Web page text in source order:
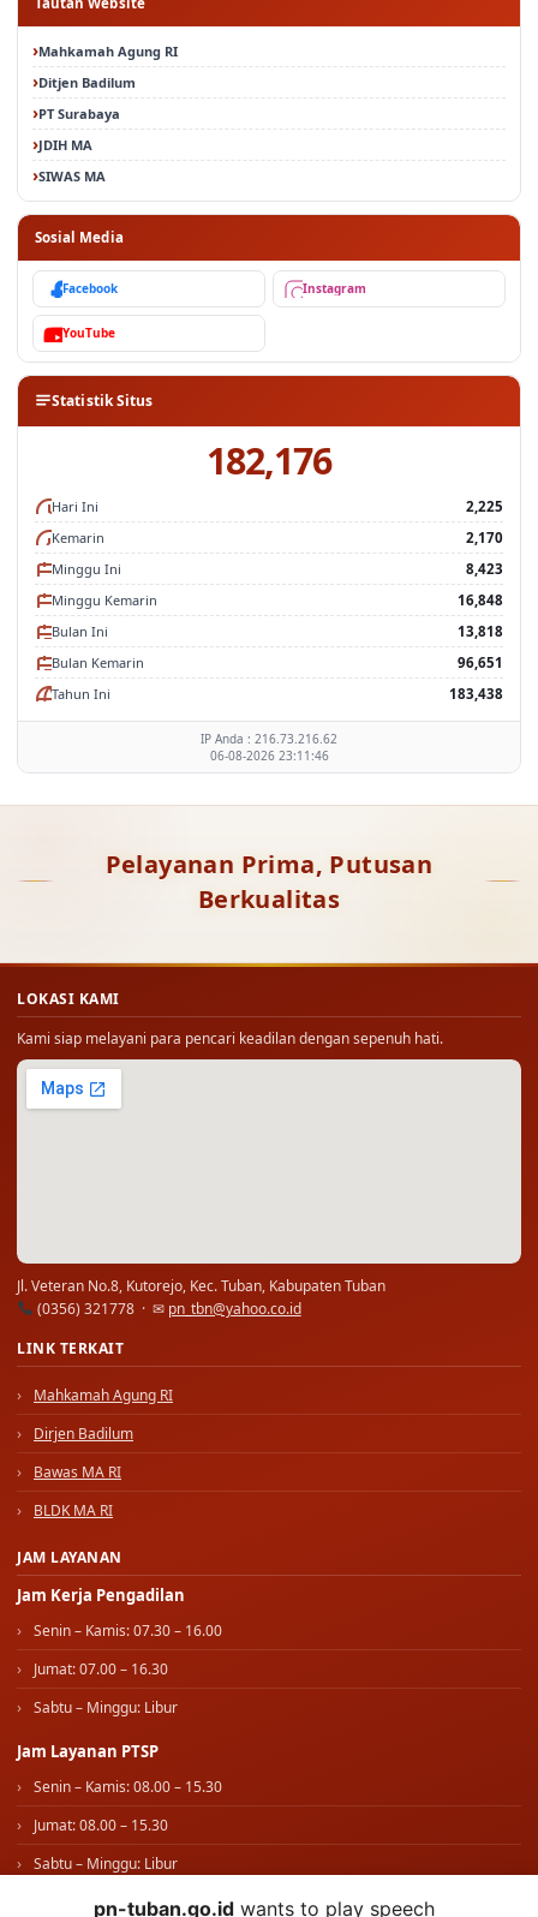
Tautan Website
Mahkamah Agung RI
Ditjen Badilum
PT Surabaya
JDIH MA
SIWAS MA
Sosial Media
Facebook
YouTube
Statistik Situs
182,176
Hari Ini
2,225
Kemarin
2,170
Minggu Ini
8,423
Minggu Kemarin
16,848
Bulan Ini
13,818
Bulan Kemarin
96,651
Tahun Ini
183,438
Pelayanan Prima, Putusan
Kami siap melayani para pencari keadilan dengan sepenuh hati.
Jl. Veteran No.8, Kutorejo, Kec. Tuban, Kabupaten Tuban
Mahkamah Agung RI
JAM LAYANAN
Jam Kerja Pengadilan
Jumat: 07.00 – 16.30
Jam Layanan PTSP
Jumat: 08.00 – 15.30
pn-tuban.go.id wants to play speech